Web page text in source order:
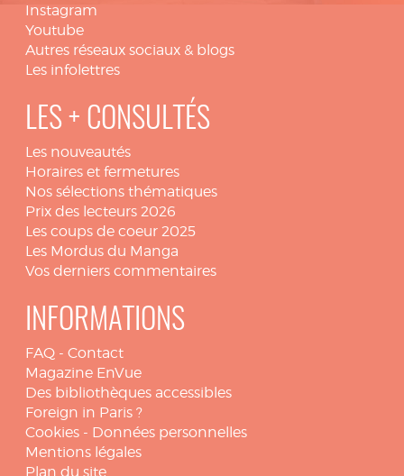
Instagram
Youtube
Autres réseaux sociaux & blogs
Les infolettres
LES + CONSULTÉS
Les nouveautés
Horaires et fermetures
Nos sélections thématiques
Prix des lecteurs 2026
Les coups de coeur 2025
Les Mordus du Manga
Vos derniers commentaires
INFORMATIONS
FAQ - Contact
Magazine EnVue
Des bibliothèques accessibles
Foreign in Paris ?
Cookies - Données personnelles
Mentions légales
Plan du site